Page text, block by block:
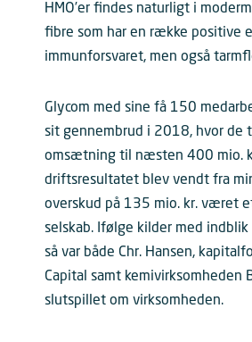
HMO’er findes naturligt i
fibre som har en række positive
immunforsvaret, men også
Glycom med sine få 150
sit gennembrud i 2018, hvor de
omsætning til næsten 400 mio.
driftsresultatet blev vendt fra
overskud på 135 mio. kr. været
selskab. Ifølge kilder med indblik
så var både Chr. Hansen,
Capital samt kemivirksomheden
slutspillet om virksomheden.